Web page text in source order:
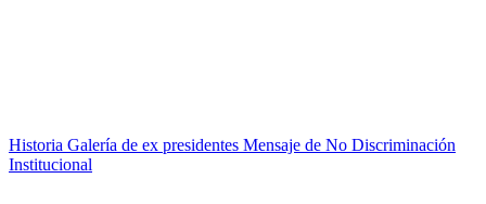
Historia Galería de ex presidentes Mensaje de No Discriminación
Institucional